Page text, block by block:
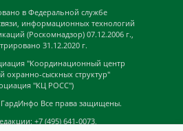
в Федеральной службе
информационных технологий
(Роскомнадзор) 07.12.2006 г.,
31.12.2020 г.
"Координационный центр
охранно-сыскных структур"
"КЦ РОСС")
ГардИнфо Все права защищены.
+7 (495) 641-0073,